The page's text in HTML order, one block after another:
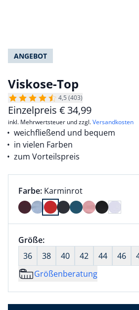
ANGEBOT
Viskose-Top
4,5 (403)
Einzelpreis € 34,99
inkl. Mehrwertsteuer und zzgl.Versandkosten
weichfließend und bequem
in vielen Farben
zum Vorteilspreis
Farbauswahl:
Farbe: aktuell ausgewählt:
Karminrot
Farbe Karminrot ausgewählt
Größenauswahl:
Größe:nichts ausgewählt
36
38 40 42 44 46
Größenberatung